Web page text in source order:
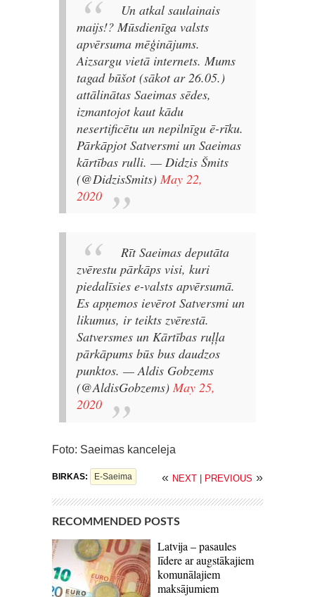
Un atkal saulainais
maijs!? Mūsdienīga valsts
apvērsuma mēģinājums.
Aizsargu vietā internets. Mums
tagad būšot (sākot ar 26.05.)
attālinātas Saeimas sēdes,
izmantojot kaut kādu
nesertificētu un nepilnīgu ē-rīku.
Pārkāpjot Satversmi un Saeimas
kārtības rulli. — Didzis Šmits
(@DidzisSmits) May 22,
2020
Rīt Saeimas deputāta
zvērestu pārkāps visi, kuri
piedalīsies e-valsts apvērsumā.
Es apņemos ievērot Satversmi un
likumus, ir teikts zvērestā.
Satversmes un Kārtības ruļļa
pārkāpums būs bus daudzos
punktos. — Aldis Gobzems
(@AldisGobzems) May 25,
2020
Foto: Saeimas kanceleja
BIRKAS: E-Saeima « NEXT | PREVIOUS »
RECOMMENDED POSTS
Latvija – pasaules
līdere ar augstākajiem
komunālajiem
maksājumiem